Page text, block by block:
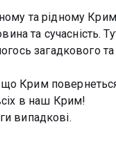
та рідному
та сучасність.
загадкового та
Крим
в наш Крим!
випадкові.